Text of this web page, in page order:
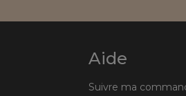
Aide
Suivre ma